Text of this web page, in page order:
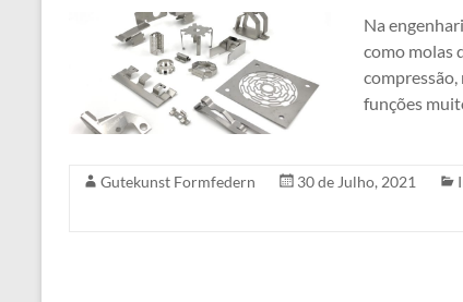
Na
como molas
compressão,
funções
Gutekunst Formfedern 30 de Julho, 2021